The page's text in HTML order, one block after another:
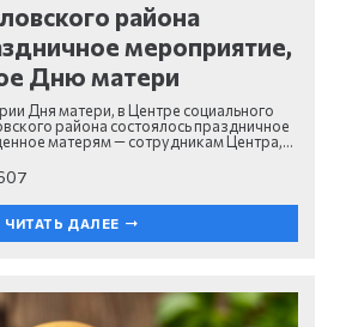
района
мероприятие,
Дню матери
Дня матери, в Центре социального
района состоялось праздничное
матерям — сотрудникам Центра,…
ЧИТАТЬ ДАЛЕЕ